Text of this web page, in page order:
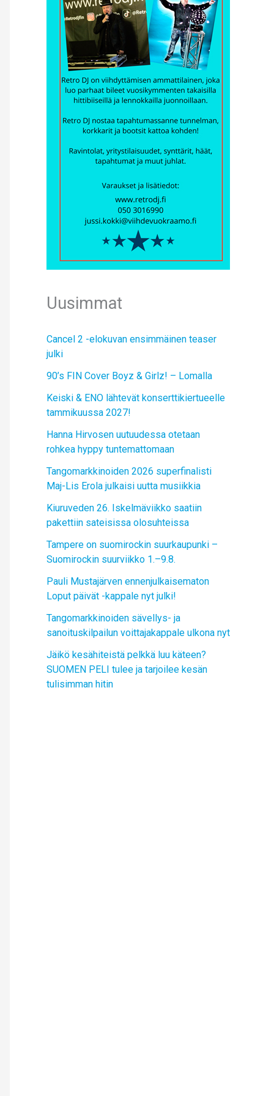
Uusimmat
Cancel 2 -elokuvan ensimmäinen teaser
julki
90’s FIN Cover Boyz & Girlz! – Lomalla
Keiski & ENO lähtevät konserttikiertueelle
tammikuussa 2027!
Hanna Hirvosen uutuudessa otetaan
rohkea hyppy tuntemattomaan
Tangomarkkinoiden 2026 superfinalisti
Maj-Lis Erola julkaisi uutta musiikkia
Kiuruveden 26. Iskelmäviikko saatiin
pakettiin sateisissa olosuhteissa
Tampere on suomirockin suurkaupunki –
Suomirockin suurviikko 1.–9.8.
Pauli Mustajärven ennenjulkaisematon
Loput päivät -kappale nyt julki!
Tangomarkkinoiden sävellys- ja
sanoituskilpailun voittajakappale ulkona nyt
Jäikö kesähiteistä pelkkä luu käteen?
SUOMEN PELI tulee ja tarjoilee kesän
tulisimman hitin